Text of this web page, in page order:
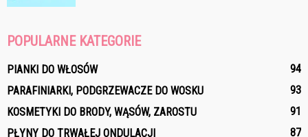
POPULARNE KATEGORIE
PIANKI DO WŁOSÓW
94
PARAFINIARKI, PODGRZEWACZE DO WOSKU
93
KOSMETYKI DO BRODY, WĄSÓW, ZAROSTU
91
PŁYNY DO TRWAŁEJ ONDULACJI
87